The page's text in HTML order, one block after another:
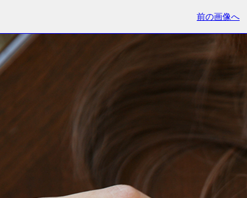
前の画像へ